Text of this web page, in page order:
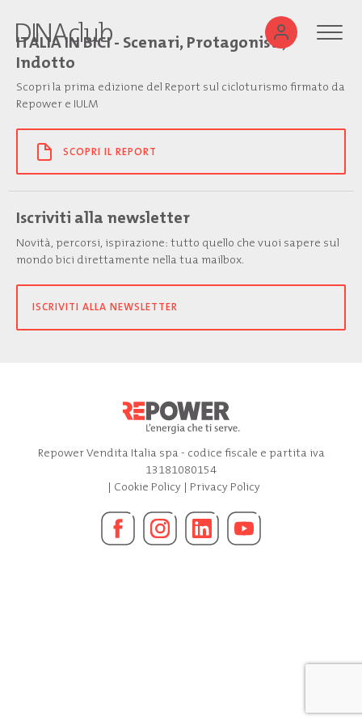
ITALIA IN BICI - Scenari, Protagonisti,
Indotto
Scopri la prima edizione del Report sul cicloturismo firmato da
Repower e IULM
SCOPRI IL REPORT
Iscriviti alla newsletter
Novità, percorsi, ispirazione: tutto quello che vuoi sapere sul
mondo bici direttamente nella tua mailbox.
ISCRIVITI ALLA NEWSLETTER
Repower Vendita Italia spa - codice fiscale e partita iva
13181080154
| Cookie Policy| Privacy Policy